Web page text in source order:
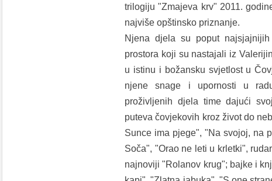
trilogiju "Zmajeva krv" 2011.
najviše opštinsko priznanje.
Njena djela su poput
prostora koji su nastajali iz
u istinu i božansku svjetlost u
njene snage i upornosti u
proživljenih djela time dajući
puteva čovjekovih kroz život do
Sunce ima pjege", "Na svojoj, na
Soča", "Orao ne leti u krletki",
najnoviji "Rolanov krug"; bajke i